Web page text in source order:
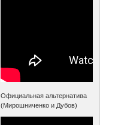
Официальная альтернатива
(Мирошниченко и Дубов)